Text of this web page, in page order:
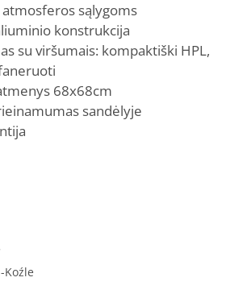
sąlygoms
konstrukcija
su viršumais: kompaktiški HPL,
68x68cm
sandėlyje
Koźle